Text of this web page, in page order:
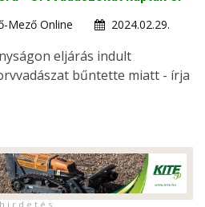
Mező Online
2024.02.29.
eljárás indult
bűntette miatt - írja
h i r d e t é s